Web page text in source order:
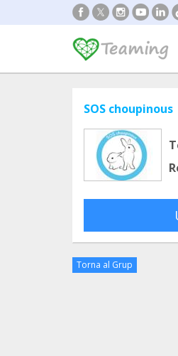
SOS choupinous
Torna al Grup